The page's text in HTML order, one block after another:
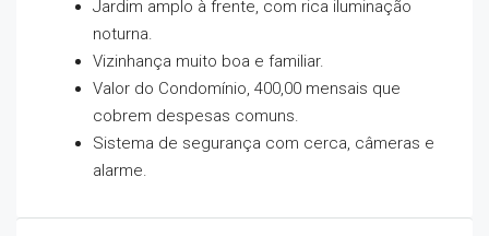
Jardim amplo à frente, com rica iluminação
noturna.
Vizinhança muito boa e familiar.
Valor do Condomínio, 400,00 mensais que
cobrem despesas comuns.
Sistema de segurança com cerca, câmeras e
alarme.